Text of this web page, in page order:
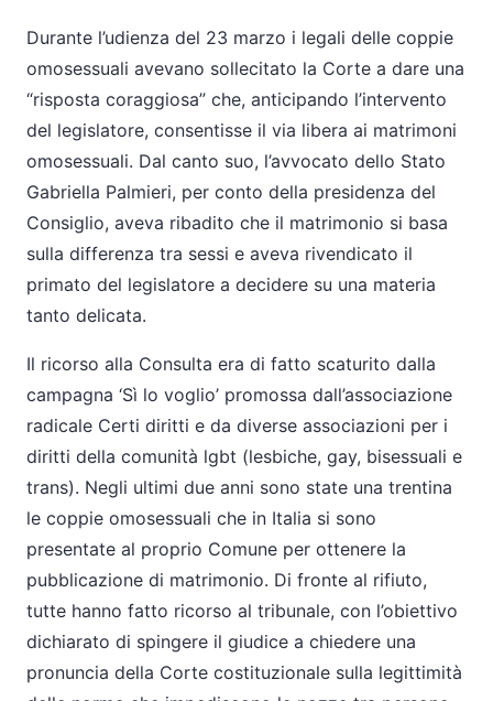
Durante l’udienza del 23 marzo i legali delle coppie
omosessuali avevano sollecitato la Corte a dare una
“risposta coraggiosa” che, anticipando l’intervento
del legislatore, consentisse il via libera ai matrimoni
omosessuali. Dal canto suo, l’avvocato dello Stato
Gabriella Palmieri, per conto della presidenza del
Consiglio, aveva ribadito che il matrimonio si basa
sulla differenza tra sessi e aveva rivendicato il
primato del legislatore a decidere su una materia
tanto delicata.
Il ricorso alla Consulta era di fatto scaturito dalla
campagna ‘Sì lo voglio’ promossa dall’associazione
radicale Certi diritti e da diverse associazioni per i
diritti della comunità lgbt (lesbiche, gay, bisessuali e
trans). Negli ultimi due anni sono state una trentina
le coppie omosessuali che in Italia si sono
presentate al proprio Comune per ottenere la
pubblicazione di matrimonio. Di fronte al rifiuto,
tutte hanno fatto ricorso al tribunale, con l’obiettivo
dichiarato di spingere il giudice a chiedere una
pronuncia della Corte costituzionale sulla legittimità